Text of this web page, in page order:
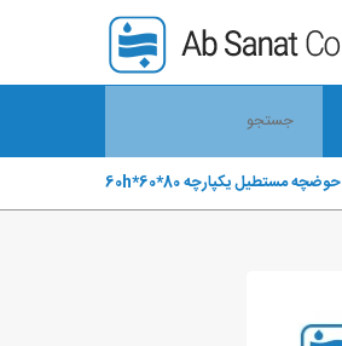
حوضچه مستطیل یکپارچه 80*60*60h